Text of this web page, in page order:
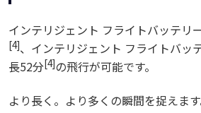
インテリジェント フライトバッテリ
[4]、インテリジェント フライトバッ
長52分[4]の飛行が可能です。
より長く。より多くの瞬間を捉えます